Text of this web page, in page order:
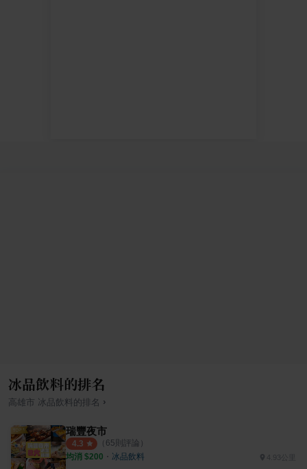
冰品飲料的排名
高雄市 冰品飲料 的排名 ›
瑞豐夜市
4.3 （ 65則評論）
均消 $200 ・ 冰品飲料 4.93公里